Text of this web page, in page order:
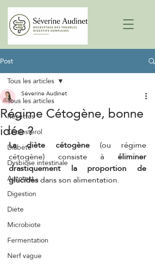
Post
Tous les articles
Recettes
Cholestérol
Diabète
Dysbiose intestinale
Autotest
Digestion
Diète
Microbiote
Fermentation
Nerf vague
Tous les articles
Régime Cétogène, bonne
idée ?
Séverine Audinet
La diète cétogène (ou régime
cétogène) consiste à éliminer
drastiquement la proportion de
glucides dans son alimentation.